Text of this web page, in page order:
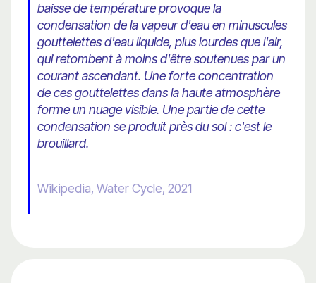
baisse de température provoque la
condensation de la vapeur d'eau en minuscules
gouttelettes d'eau liquide, plus lourdes que l'air,
qui retombent à moins d'être soutenues par un
courant ascendant. Une forte concentration
de ces gouttelettes dans la haute atmosphère
forme un nuage visible. Une partie de cette
condensation se produit près du sol : c'est le
brouillard.
Wikipedia, Water Cycle, 2021